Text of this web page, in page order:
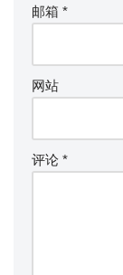
邮箱 *
网站
评论 *